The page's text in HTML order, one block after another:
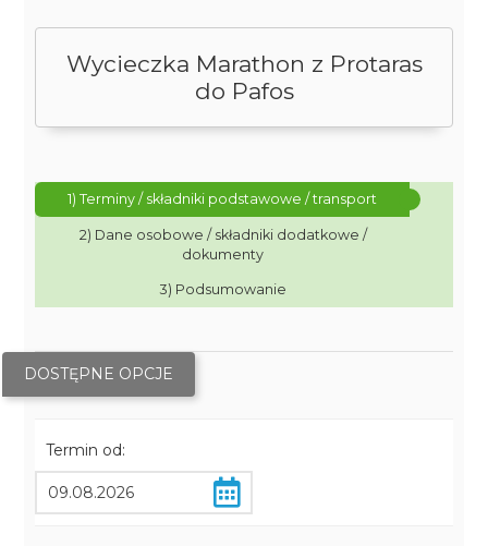
Wycieczka Marathon z Protaras
do Pafos
1) Terminy / składniki podstawowe / transport
2) Dane osobowe / składniki dodatkowe /
dokumenty
3) Podsumowanie
DOSTĘPNE OPCJE
Termin od: